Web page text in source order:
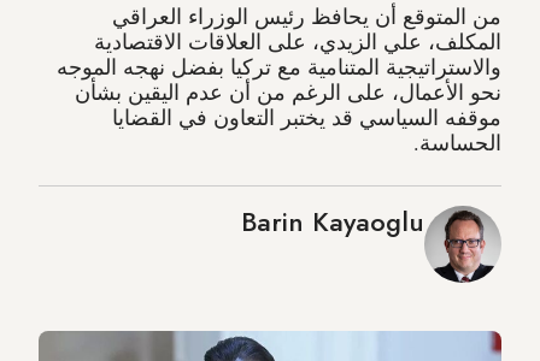
من المتوقع أن يحافظ رئيس الوزراء العراقي
المكلف، علي الزيدي، على العلاقات الاقتصادية
والاستراتيجية المتنامية مع تركيا بفضل نهجه الموجه
نحو الأعمال، على الرغم من أن عدم اليقين بشأن
موقفه السياسي قد يختبر التعاون في القضايا
الحساسة.
Barin Kayaoglu